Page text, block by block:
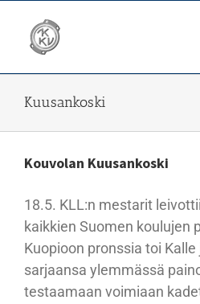
content
Kuusankoski
Kouvolan Kuusankoski
18.5. KLL:n mestarit
kaikkien Suomen koulujen
Kuopioon pronssia toi
sarjaansa ylemmässä
testaamaan voimiaan